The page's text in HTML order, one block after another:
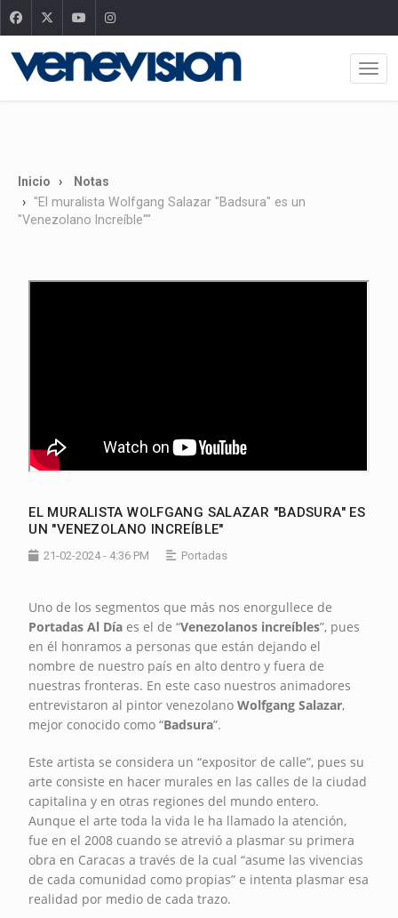
Inicio
Notas
"El muralista Wolfgang Salazar "Badsura" es un
"Venezolano Increíble""
EL MURALISTA WOLFGANG SALAZAR "BADSURA" ES
UN "VENEZOLANO INCREÍBLE"
21-02-2024 - 4:36 PM Portadas
Uno de los segmentos que más nos enorgullece de
Portadas Al Día es el de “Venezolanos increíbles”, pues
en él honramos a personas que están dejando el
nombre de nuestro país en alto dentro y fuera de
nuestras fronteras. En este caso nuestros animadores
entrevistaron al pintor venezolanoWolfgang Salazar,
mejor conocido como “Badsura”.
Este artista se considera un “expositor de calle”, pues su
arte consiste en hacer murales en las calles de la ciudad
capitalina y en otras regiones del mundo entero.
Aunque el arte toda la vida le ha llamado la atención,
fue en el 2008 cuando se atrevió a plasmar su primera
obra en Caracas a través de la cual “asume las vivencias
de cada comunidad como propias” e intenta plasmar esa
realidad por medio de cada trazo.